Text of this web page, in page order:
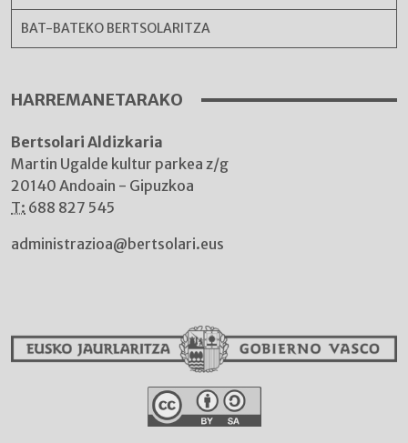
BAT-BATEKO BERTSOLARITZA
HARREMANETARAKO
Bertsolari Aldizkaria
Martin Ugalde kultur parkea z/g
20140 Andoain - Gipuzkoa
T: 688 827 545
administrazioa@bertsolari.eus